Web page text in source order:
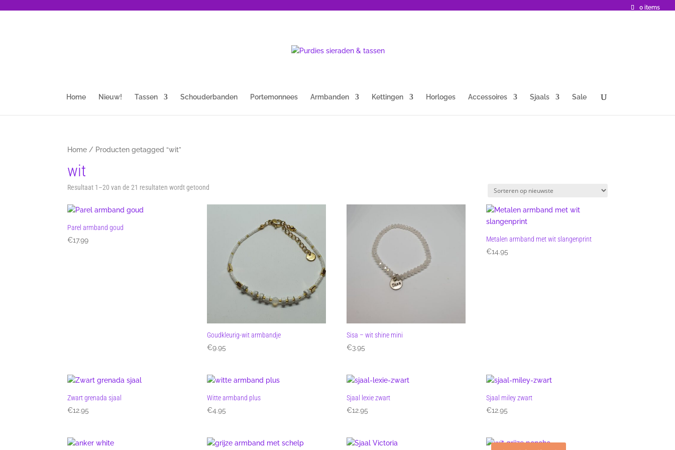
0 items
Home Nieuw! Tassen Schouderbanden Portemonnees Armbanden Kettingen Horloges Accessoires Sjaals Sale
Home / Producten getagged “wit”
wit
Resultaat 1–20 van de 21 resultaten wordt getoond
Parel armband goud
€17.99
Goudkleurig-wit armbandje
€9.95
Sisa – wit shine mini
€3.95
Metalen armband met wit slangenprint
€14.95
Zwart grenada sjaal
€12.95
Witte armband plus
€4.95
Sjaal lexie zwart
€12.95
Sjaal miley zwart
€12.95